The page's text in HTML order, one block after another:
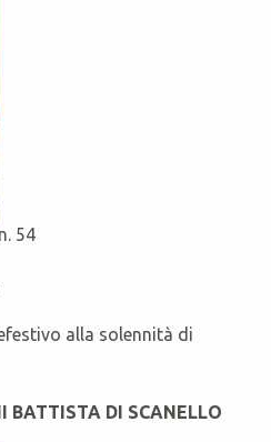
54
alla solennità di
BATTISTA DI SCANELLO